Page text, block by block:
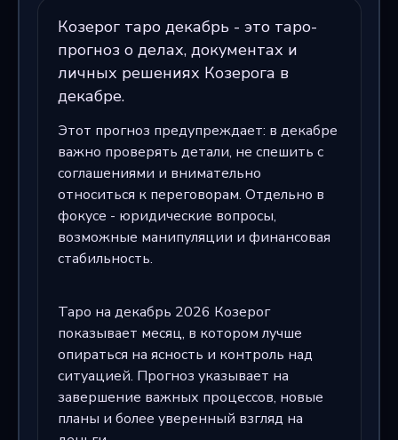
Козерог таро декабрь - это таро-
прогноз о делах, документах и
личных решениях Козерога в
декабре.
Этот прогноз предупреждает: в декабре
важно проверять детали, не спешить с
соглашениями и внимательно
относиться к переговорам. Отдельно в
фокусе - юридические вопросы,
возможные манипуляции и финансовая
стабильность.
Таро на декабрь 2026 Козерог
показывает месяц, в котором лучше
опираться на ясность и контроль над
ситуацией. Прогноз указывает на
завершение важных процессов, новые
планы и более уверенный взгляд на